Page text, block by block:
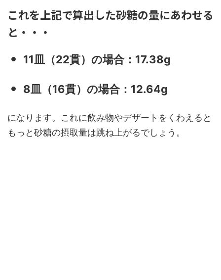
これを上記で算出した砂糖の量にあわせる
と・・・
11皿（22貫）の場合：17.38g
8皿（16貫）の場合：12.64g
になります。これに飲み物やデザートをくわえると
もっと砂糖の摂取量は跳ね上がるでしょう。